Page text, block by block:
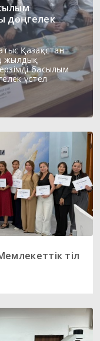
дөңгелек
Қазақстан
жылдық
басылым
үстел
тіл